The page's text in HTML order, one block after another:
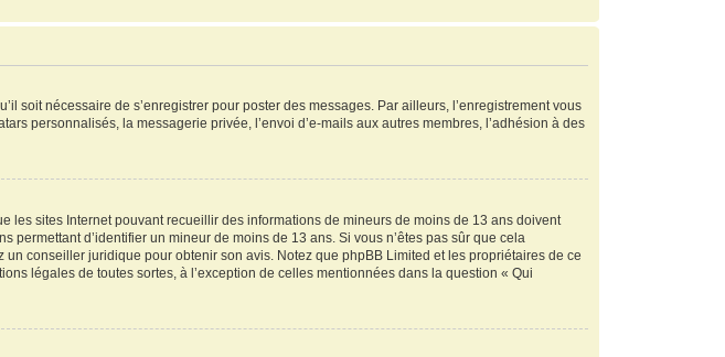
soit nécessaire de s’enregistrer pour poster des messages. Par ailleurs, l’enregistrement vous
personnalisés, la messagerie privée, l’envoi d’e-mails aux autres membres, l’adhésion à des
les sites Internet pouvant recueillir des informations de mineurs de moins de 13 ans doivent
d’identifier un mineur de moins de 13 ans. Si vous n’êtes pas sûr que cela
conseiller juridique pour obtenir son avis. Notez que phpBB Limited et les propriétaires de ce
légales de toutes sortes, à l’exception de celles mentionnées dans la question « Qui